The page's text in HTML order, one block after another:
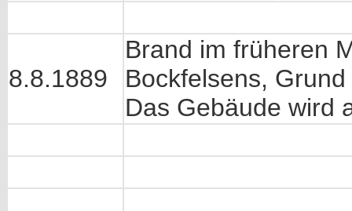
8.8.1889
Brand im früheren
Bockfelsens, Grund
Das Gebäude wird